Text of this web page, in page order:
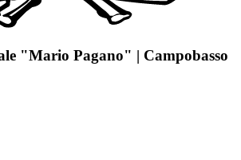
"Mario Pagano" | Campobasso